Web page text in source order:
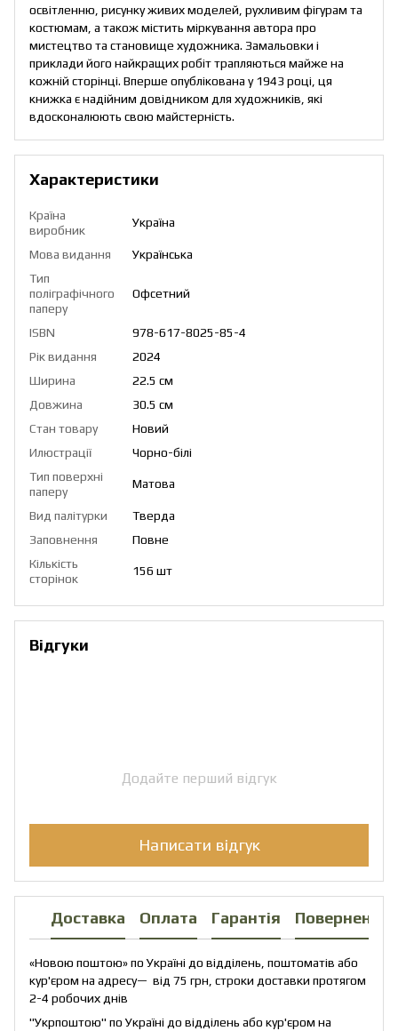
освітленню, рисунку живих моделей, рухливим фігурам та
костюмам, а також містить міркування автора про
мистецтво та становище художника. Замальовки і
приклади його найкращих робіт трапляються майже на
кожній сторінці. Вперше опублікована у 1943 році, ця
книжка є надійним довідником для художників, які
вдосконалюють свою майстерність.
Характеристики
Країна
виробник
Україна
Мова видання
Українська
Тип
поліграфічного
паперу
Офсетний
ISBN
978-617-8025-85-4
Рік видання
2024
Ширина
22.5 см
Довжина
30.5 см
Стан товару
Новий
Илюстрації
Чорно-білі
Тип поверхні
паперу
Матова
Вид палітурки
Тверда
Заповнення
Повне
Кількість
сторінок
156 шт
Відгуки
Додайте перший відгук
Написати відгук
Доставка Оплата Гарантія Повернення
«Новою поштою» по Україні до відділень, поштоматів або
кур'єром на адресу— від 75 грн, строки доставки протягом
2-4 робочих днів
"Укрпоштою" по Україні до відділень або кур'єром на